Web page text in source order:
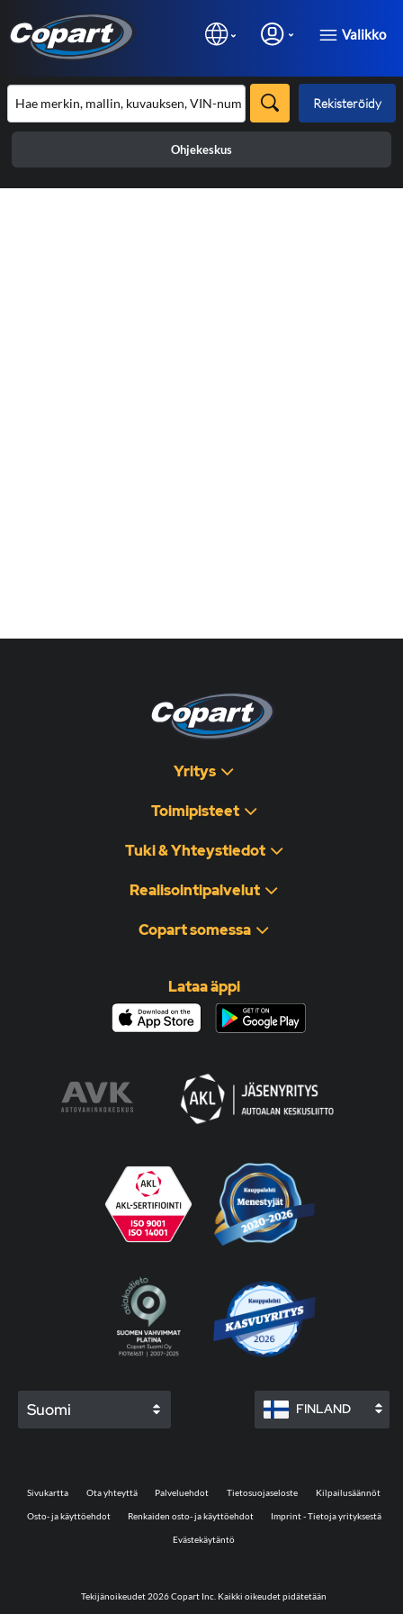
Valikko
Rekisteröidy
Ohjekeskus
Yritys
Toimipisteet
Tuki & Yhteystiedot
Realisointipalvelut
Copart somessa
Lataa äppi
Suomi FINLAND
Tekijänoikeudet 2026 Copart Inc. Kaikki oikeudet pidätetään
Sivukartta Ota yhteyttä Palveluehdot Tietosuojaseloste Kilpailusäännöt
Osto- ja käyttöehdot Renkaiden osto- ja käyttöehdot Imprint - Tietoja yrityksestä
Evästekäytäntö